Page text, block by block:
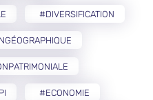
#DIVERSIFICATION
#ECONOMIE